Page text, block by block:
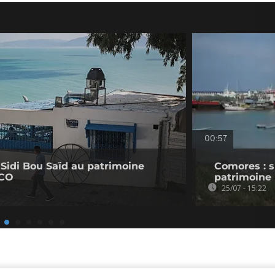
Bou Saïd au patrimoine
00:57
Comores :
patrimoine
25/07 - 15:22